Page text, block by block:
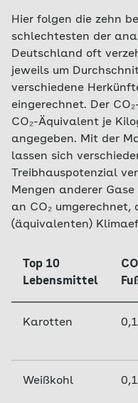
Hier folgen die zehn
schlechtesten der
Deutschland oft
jeweils um
verschiedene
eingerechnet. Der
CO₂-Äquivalent je
angegeben. Mit der
lassen sich
Treibhauspotenzial
Mengen anderer
an CO₂
(äquivalenten)
Top 10
Lebensmittel
Karotten 0,1
Weißkohl 0,1